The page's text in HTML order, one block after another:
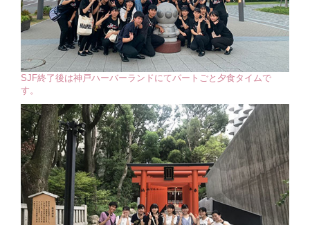
SJF終了後は神戸ハーバーランドにてパートごと夕食タイムで
す。